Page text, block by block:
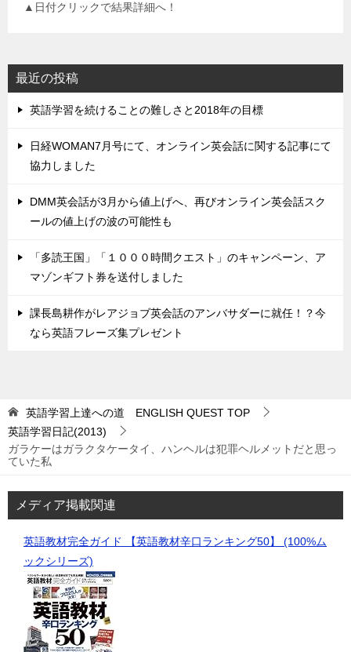
▲日付クリックで結果詳細へ！
最近の投稿
英語学習を続けることの難しさと2018年の目標
日経WOMAN7月号にて、オンライン英会話に関する記事にて
協力しました
DMM英会話が3月から値上げへ、再びオンライン英会話スク
ールの値上げの波の可能性も
「多読王国」「１０００時間クエスト」のキャンペーン、ア
マゾンギフト券を送付しました
課長島耕作がレアジョブ英会話のアンバサダーに就任！？今
なら英語フレーズ集プレゼント
英語学習上達への道 ENGLISH QUEST TOP
英語学習日記(2013)
ガラケーはガラクタケータイ、ハンヘルは犯罪ヘルメットだと思っ
ていた私
メディア掲載関連
英語教材完全ガイド 【英語教材辛口ランキング50】 (100%ム
ックシリーズ)